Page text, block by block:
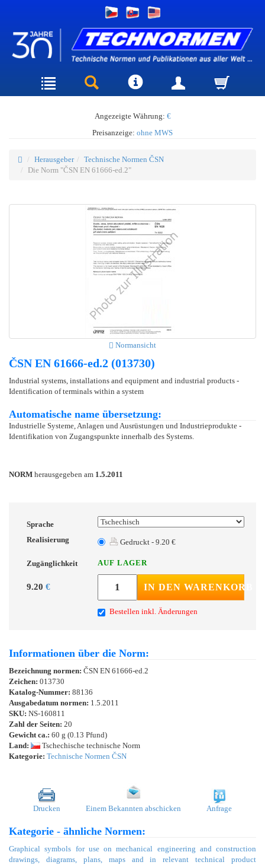
Angezeigte Währung: €
Preisanzeige: ohne MWS
Herausgeber
Technische Normen ČSN
Die Norm "ČSN EN 61666-ed.2"
Normansicht
ČSN EN 61666-ed.2 (013730)
Industrial systems, installations and equipment and industrial products -
Identification of terminals within a system
Automatische name übersetzung:
Industrielle Systeme, Anlagen und Ausrüstungen und Industrieprodukte -
Identifikation von Zugangspunkte innerhalb des Systems.
NORM herausgegeben am 1.5.2011
Sprache
Realisierung
Gedruckt - 9.20 €
Zugänglichkeit AUF LAGER
9.20 € IN DEN WARENKORB
Bestellen inkl. Änderungen
Informationen über die Norm:
Bezeichnung normen: ČSN EN 61666-ed.2
Zeichen: 013730
Katalog-Nummer: 88136
Ausgabedatum normen: 1.5.2011
SKU: NS-160811
Zahl der Seiten: 20
Gewicht ca.: 60 g (0.13 Pfund)
Land:
Tschechische technische Norm
Kategorie: Technische Normen ČSN
Drucken Einem Bekannten abschicken Anfrage
Kategorie - ähnliche Normen:
Graphical symbols for use on mechanical engineering and construction
drawings, diagrams, plans, maps and in relevant technical product